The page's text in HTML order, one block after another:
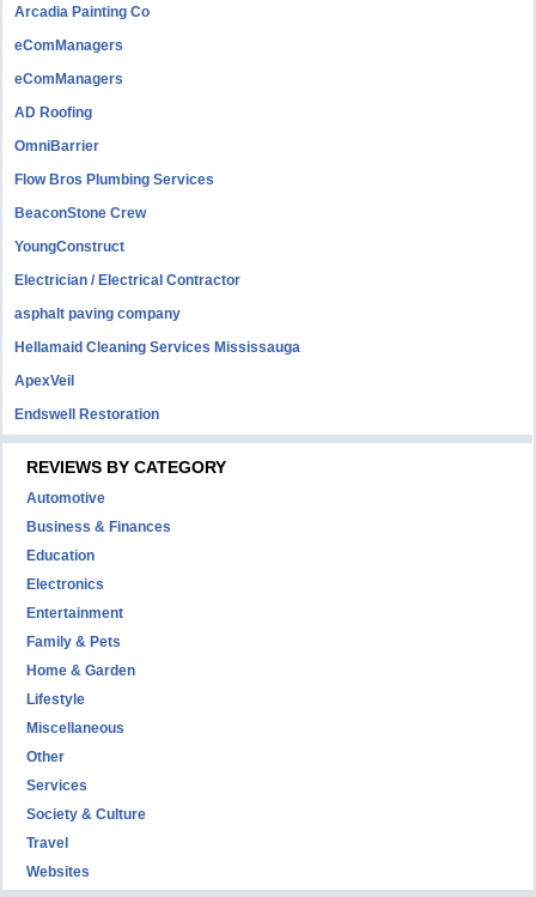
Arcadia Painting Co
eComManagers
eComManagers
AD Roofing
OmniBarrier
Flow Bros Plumbing Services
BeaconStone Crew
YoungConstruct
Electrician / Electrical Contractor
asphalt paving company
Hellamaid Cleaning Services Mississauga
ApexVeil
Endswell Restoration
REVIEWS BY CATEGORY
Automotive
Business & Finances
Education
Electronics
Entertainment
Family & Pets
Home & Garden
Lifestyle
Miscellaneous
Other
Services
Society & Culture
Travel
Websites